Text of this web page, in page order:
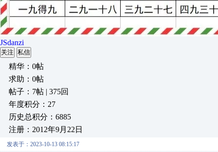
JSdanzi
关注 私信
精华：0帖
求助：0帖
帖子：7帖 | 375回
年度积分：27
历史总积分：6885
注册：2012年9月22日
发表于：2023-10-13 08:15:17